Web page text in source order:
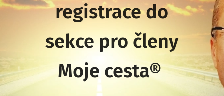
registrace do
sekce pro členy
Moje cesta®